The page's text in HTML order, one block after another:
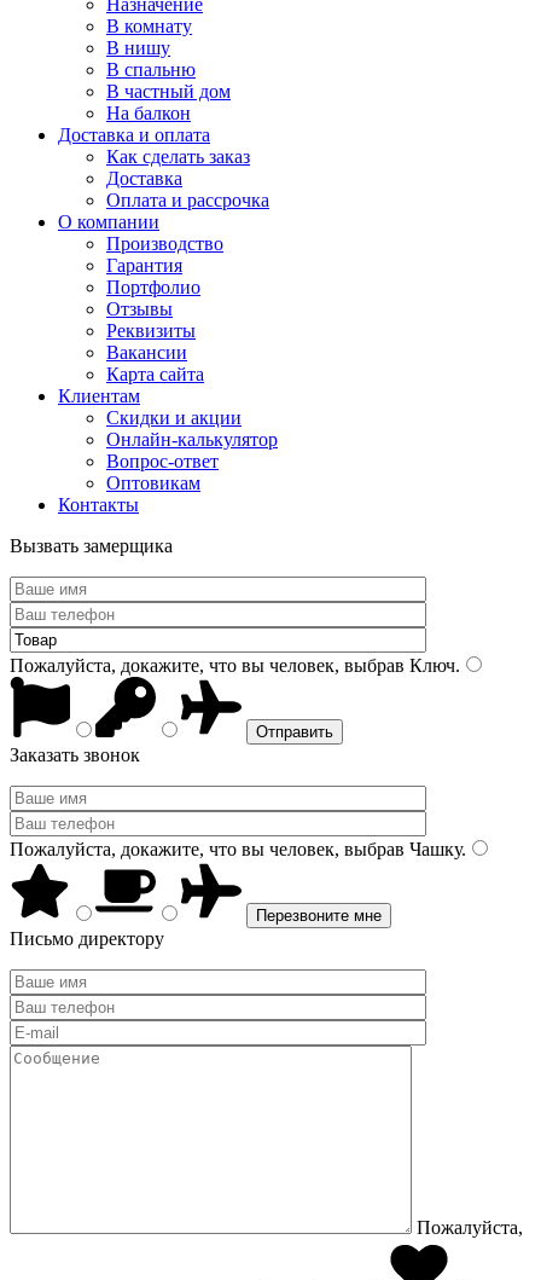
Назначение
В комнату
В нишу
В спальню
В частный дом
На балкон
Доставка и оплата
Как сделать заказ
Доставка
Оплата и рассрочка
О компании
Производство
Гарантия
Портфолио
Отзывы
Реквизиты
Вакансии
Карта сайта
Клиентам
Скидки и акции
Онлайн-калькулятор
Вопрос-ответ
Оптовикам
Контакты
Вызвать замерщика
Пожалуйста, докажите, что вы человек, выбрав Ключ.
Заказать звонок
Пожалуйста, докажите, что вы человек, выбрав Чашку.
Письмо директору
Пожалуйста,